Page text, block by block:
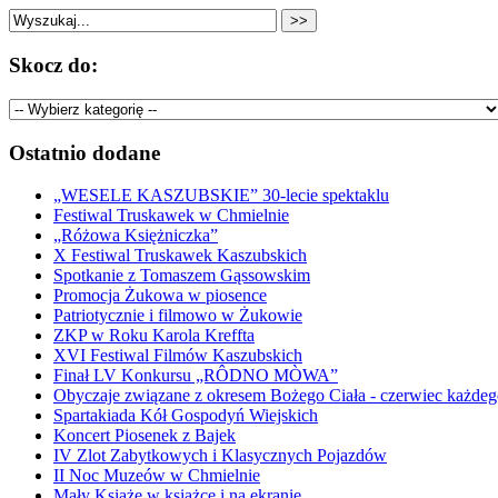
Skocz do:
Ostatnio dodane
„WESELE KASZUBSKIE” 30-lecie spektaklu
Festiwal Truskawek w Chmielnie
„Różowa Księżniczka”
X Festiwal Truskawek Kaszubskich
Spotkanie z Tomaszem Gąssowskim
Promocja Żukowa w piosence
Patriotycznie i filmowo w Żukowie
ZKP w Roku Karola Kreffta
XVI Festiwal Filmów Kaszubskich
Finał LV Konkursu „RÔDNO MÒWA”
Obyczaje związane z okresem Bożego Ciała - czerwiec
Spartakiada Kół Gospodyń Wiejskich
Koncert Piosenek z Bajek
IV Zlot Zabytkowych i Klasycznych Pojazdów
II Noc Muzeów w Chmielnie